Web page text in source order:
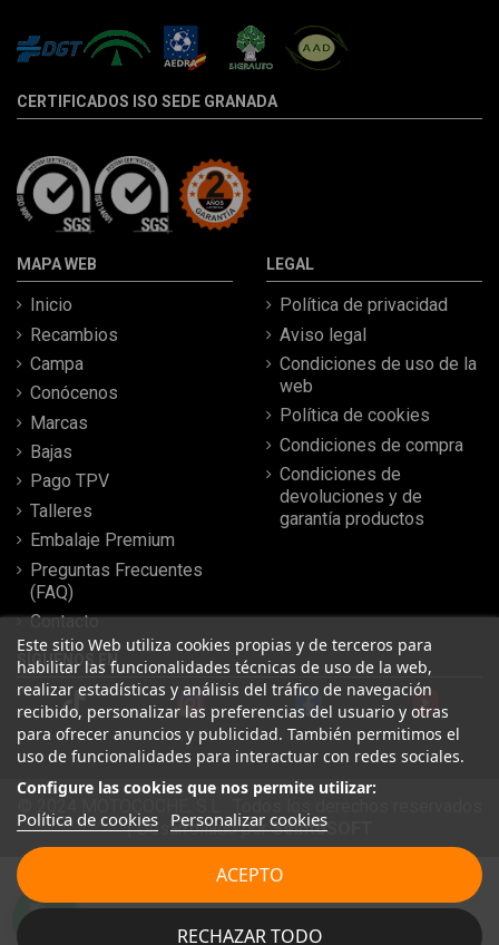
Leer más reseñas
CERTIFICADOS ISO SEDE GRANADA
MAPA WEB
Inicio
Recambios
Campa
Conócenos
Marcas
Bajas
Pago TPV
Talleres
Embalaje Premium
Preguntas Frecuentes
(FAQ)
Contacto
LEGAL
Política de privacidad
Aviso legal
Condiciones de uso de la
web
Política de cookies
Condiciones de compra
Condiciones de
devoluciones y de
garantía productos
Este sitio Web utiliza cookies propias y de terceros para
habilitar las funcionalidades técnicas de uso de la web,
realizar estadísticas y análisis del tráfico de navegación
recibido, personalizar las preferencias del usuario y otras
para ofrecer anuncios y publicidad. También permitimos el
uso de funcionalidades para interactuar con redes sociales.
Configure las cookies que nos permite utilizar:
Política de cookies Personalizar cookies
RECHAZAR TODO
ACEPTO
SÍGUENOS EN
| Desarrollado porSeintoSOFT